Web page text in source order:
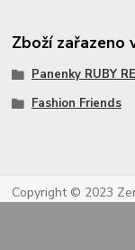
Zboží zařazeno
Panenky RUBY
Fashion Friends
Copyright © 2023